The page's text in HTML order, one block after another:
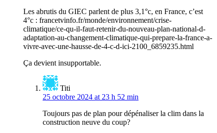
Les abrutis du GIEC parlent de plus 3,1°c, en France, c’est
4°c : francetvinfo.fr/monde/environnement/crise-
climatique/ce-qu-il-faut-retenir-du-nouveau-plan-national-d-
adaptation-au-changement-climatique-qui-prepare-la-france-a-
vivre-avec-une-hausse-de-4-c-d-ici-2100_6859235.html
Ça devient insupportable.
Titi
25 octobre 2024 at 23 h 52 min
Toujours pas de plan pour dépénaliser la clim dans la
construction neuve du coup?